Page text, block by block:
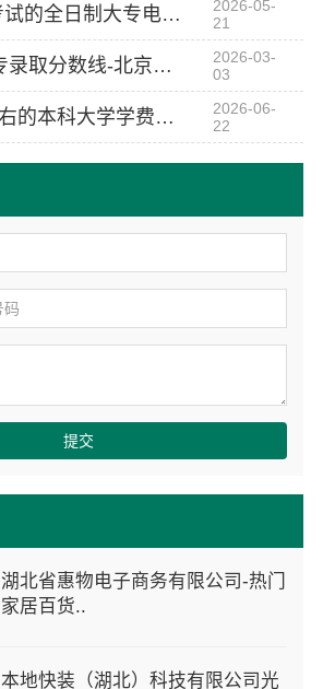
湖北省惠物电子商务有限公司-热门
家居百货..
本地快装（湖北）科技有限公司光
提交
广东省不要考试的全日制大专电话-北京理工大学珠海学院继续教育学院
2026-05-
21
珠海2023大专录取分数线-北京理工大学珠海学院继续教育学院
2026-03-
03
珠海100分左右的本科大学学费贵吗-北京理工大学珠海学院继续教育学院
2026-06-
22